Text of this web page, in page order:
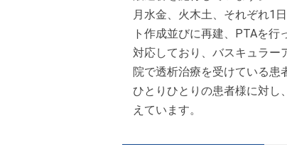
月水金、火木土、それぞれ1
ト作成並びに再建、PTAを
対応しており、バスキュラー
院で透析治療を受けている患
ひとりひとりの患者様に対し
えています。